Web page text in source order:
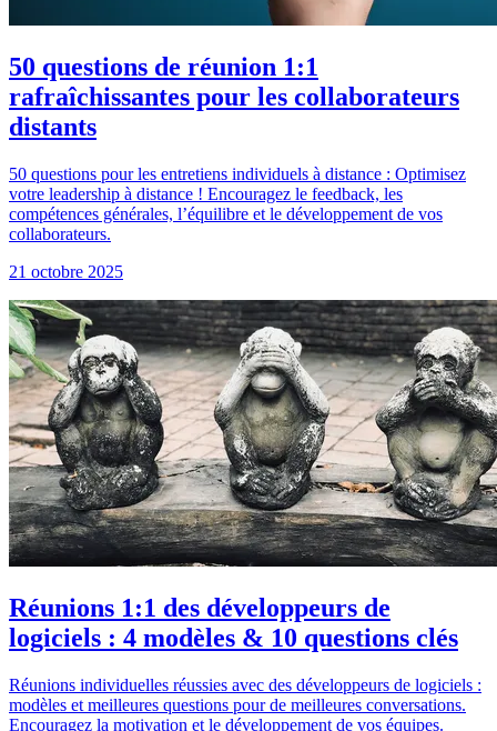
50 questions de réunion 1:1
rafraîchissantes pour les collaborateurs
distants
50 questions pour les entretiens individuels à distance : Optimisez
votre leadership à distance ! Encouragez le feedback, les
compétences générales, l’équilibre et le développement de vos
collaborateurs.
21 octobre 2025
Réunions 1:1 des développeurs de
logiciels : 4 modèles & 10 questions clés
Réunions individuelles réussies avec des développeurs de logiciels :
modèles et meilleures questions pour de meilleures conversations.
Encouragez la motivation et le développement de vos équipes.